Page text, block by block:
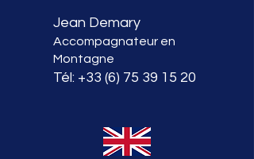
Jean Demary
Accompagnateur en
Montagne
Tél: +33 (6) 75 39 15 20